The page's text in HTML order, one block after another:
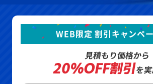
WEB限定 割引キャンペ
見積もり価格から
20%OFF割引を実